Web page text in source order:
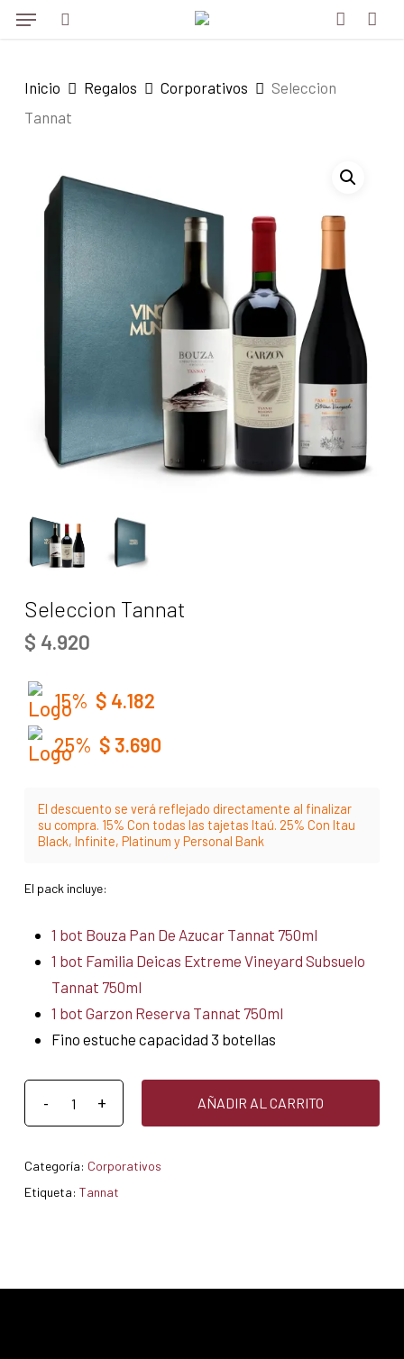
Skip
content
Menu
Inicio Regalos Corporativos
Seleccion
Tannat
Seleccion Tannat
$ 4.920
15% $ 4.182
25% $ 3.690
El descuento se verá reflejado directamente al finalizar
su compra. 15% Con todas las tajetas Itaú. 25% Con Itau
Black, Infinite, Platinum y Personal Bank
El pack incluye:
1 bot Bouza Pan De Azucar Tannat 750ml
1 bot Familia Deicas Extreme Vineyard Subsuelo
Tannat 750ml
1 bot Garzon Reserva Tannat 750ml
Fino estuche capacidad 3 botellas
AÑADIR AL CARRITO
Categoría: Corporativos
Etiqueta: Tannat